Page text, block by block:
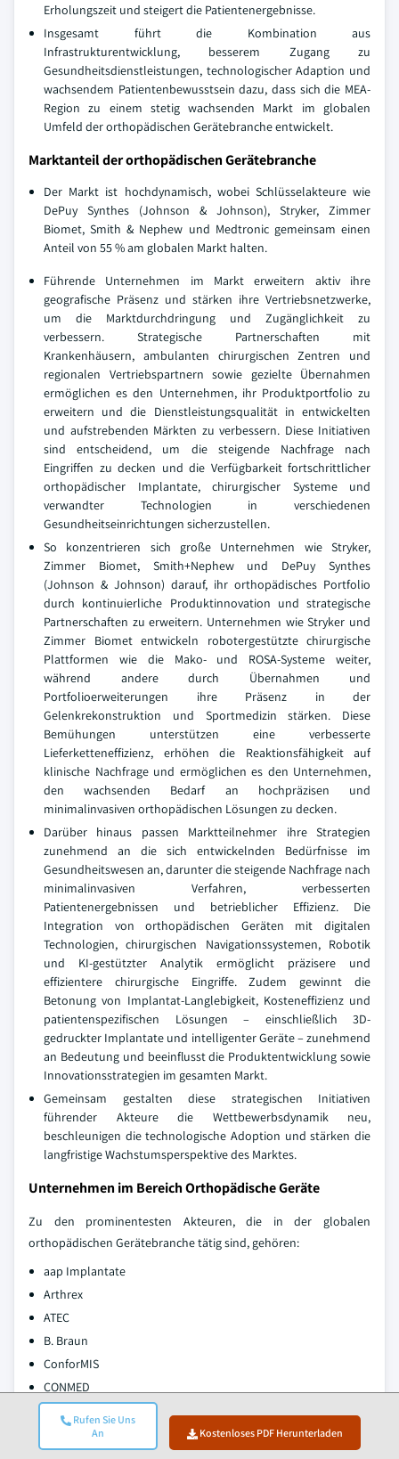
Rufen Sie Uns
An
Kostenloses PDF Herunterladen
Erholungszeit und steigert die Patientenergebnisse.
Insgesamt führt die Kombination aus
Infrastrukturentwicklung, besserem Zugang zu
Gesundheitsdienstleistungen, technologischer Adaption und
wachsendem Patientenbewusstsein dazu, dass sich die MEA-
Region zu einem stetig wachsenden Markt im globalen
Umfeld der orthopädischen Gerätebranche entwickelt.
Marktanteil der orthopädischen Gerätebranche
Der Markt ist hochdynamisch, wobei Schlüsselakteure wie
DePuy Synthes (Johnson & Johnson), Stryker, Zimmer
Biomet, Smith & Nephew und Medtronic gemeinsam einen
Anteil von 55 % am globalen Markt halten.
Führende Unternehmen im Markt erweitern aktiv ihre
geografische Präsenz und stärken ihre Vertriebsnetzwerke,
um die Marktdurchdringung und Zugänglichkeit zu
verbessern. Strategische Partnerschaften mit
Krankenhäusern, ambulanten chirurgischen Zentren und
regionalen Vertriebspartnern sowie gezielte Übernahmen
ermöglichen es den Unternehmen, ihr Produktportfolio zu
erweitern und die Dienstleistungsqualität in entwickelten
und aufstrebenden Märkten zu verbessern. Diese Initiativen
sind entscheidend, um die steigende Nachfrage nach
Eingriffen zu decken und die Verfügbarkeit fortschrittlicher
orthopädischer Implantate, chirurgischer Systeme und
verwandter Technologien in verschiedenen
Gesundheitseinrichtungen sicherzustellen.
So konzentrieren sich große Unternehmen wie Stryker,
Zimmer Biomet, Smith+Nephew und DePuy Synthes
(Johnson & Johnson) darauf, ihr orthopädisches Portfolio
durch kontinuierliche Produktinnovation und strategische
Partnerschaften zu erweitern. Unternehmen wie Stryker und
Zimmer Biomet entwickeln robotergestützte chirurgische
Plattformen wie die Mako- und ROSA-Systeme weiter,
während andere durch Übernahmen und
Portfolioerweiterungen ihre Präsenz in der
Gelenkrekonstruktion und Sportmedizin stärken. Diese
Bemühungen unterstützen eine verbesserte
Lieferketteneffizienz, erhöhen die Reaktionsfähigkeit auf
klinische Nachfrage und ermöglichen es den Unternehmen,
den wachsenden Bedarf an hochpräzisen und
minimalinvasiven orthopädischen Lösungen zu decken.
Darüber hinaus passen Marktteilnehmer ihre Strategien
zunehmend an die sich entwickelnden Bedürfnisse im
Gesundheitswesen an, darunter die steigende Nachfrage nach
minimalinvasiven Verfahren, verbesserten
Patientenergebnissen und betrieblicher Effizienz. Die
Integration von orthopädischen Geräten mit digitalen
Technologien, chirurgischen Navigationssystemen, Robotik
und KI-gestützter Analytik ermöglicht präzisere und
effizientere chirurgische Eingriffe. Zudem gewinnt die
Betonung von Implantat-Langlebigkeit, Kosteneffizienz und
patientenspezifischen Lösungen – einschließlich 3D-
gedruckter Implantate und intelligenter Geräte – zunehmend
an Bedeutung und beeinflusst die Produktentwicklung sowie
Innovationsstrategien im gesamten Markt.
Gemeinsam gestalten diese strategischen Initiativen
führender Akteure die Wettbewerbsdynamik neu,
beschleunigen die technologische Adoption und stärken die
langfristige Wachstumsperspektive des Marktes.
Unternehmen im Bereich Orthopädische Geräte
Zu den prominentesten Akteuren, die in der globalen
orthopädischen Gerätebranche tätig sind, gehören:
aap Implantate
Arthrex
ATEC
B. Braun
ConforMIS
CONMED